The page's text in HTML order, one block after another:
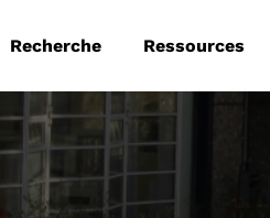
Recherche Ressources